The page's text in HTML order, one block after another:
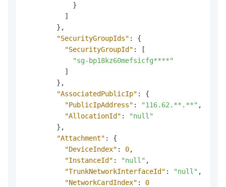
}
]
} ,
"SecurityGroupIds" :
{
"SecurityGroupId" :
[
"sg-bp18kz60mefsicfg****"
]
} ,
"AssociatedPublicIp" :
{
"PublicIpAddress" : "116.62.**.**" ,
"AllocationId" :
"null"
} ,
"Attachment" :
{
"DeviceIndex" : 0,
"InstanceId" : "null" ,
"TrunkNetworkInterfaceId" : "null" ,
"NetworkCardIndex" :
0